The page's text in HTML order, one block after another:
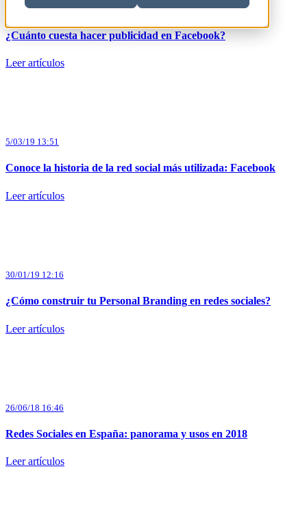
26/04/19 13:24
¿Cuánto cuesta hacer publicidad en Facebook?
Leer artículos
5/03/19 13:51
Conoce la historia de la red social más utilizada: Facebook
Leer artículos
30/01/19 12:16
¿Cómo construir tu Personal Branding en redes sociales?
Leer artículos
26/06/18 16:46
Redes Sociales en España: panorama y usos en 2018
Leer artículos